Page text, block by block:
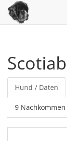
Hund / Daten
9 Nachkommen